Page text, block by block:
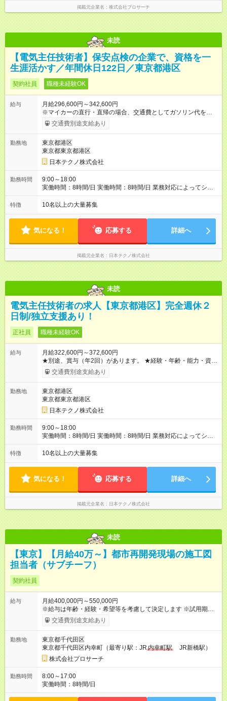
掲載元企業名 株式会社プロサーチ
未読
【電気主任技術者】保安点検の企業で、資格を一
生涯活かす／年間休日122日／東京都港区
契約社員 職種未経験OK
給与
月給296,600円～342,600円
※マイカーの直行・直帰の場合、交通費としてガソリン代を支給
します。 【試用期間】試用期間あり 試用期間の長さ：3ヶ月 雇
用形態、給与は本採用時と同じです。
交通費別途支給あり
勤務地
東京都港区
東京都東京都港区
日本テクノ株式会社
勤務時間
9:00～18:00
実働時間：8時間/日 実働時間：8時間/日 業務対応によってシフ
ト勤務もあります 勤務状況によっては土日祝日の作業出勤あ
り。 その場合、振替/代休の取得をして頂きます。
特徴 10名以上の大量募集
気になる！ 応募する 詳細へ
掲載元企業名 日本テクノ株式会社
未読
電気主任技術者の求人【東京都港区】完全週休２
日制/独立支援あり！
正社員 職種未経験OK
給与
月給322,600円～372,600円
★別途、賞与（年2回）があります。 ★経験・年齢・能力・資格
などを考慮して、加給優遇します。 ※3ヶ月間の試用期間があり
ます。期間中の雇用形態・給与・待遇に差異はありません。
給与は本採用時と同じです。
交通費別途支給あり
勤務地
東京都港区
東京都東京都港区
日本テクノ株式会社
勤務時間
9:00～18:00
実働時間：8時間/日 実働時間：8時間/日 業務対応によってシフ
ト勤務もあります
特徴 10名以上の大量募集
気になる！ 応募する 詳細へ
掲載元企業名 日本テクノ株式会社
未読
【東京】【月給40万～】都市再開発現場の施工図
担当者（サブチーフ）
契約社員
給与
月給400,000円～550,000円
※給与は年齢・経験・希望等を考慮して決定します ※試用期間は
３ヶ月で、その他の条件に変更はありません 【試用期間】試用
期間あり 試用期間の長さ：3ヶ月 雇用形態、給与は本採用時と
交通費別途支給あり
勤務地
東京都千代田区
東京都千代田区内幸町（最寄り駅：JR 内幸町駅
JR新橋駅）
株式会社プロサーチ
勤務時間
8:00～17:00
実働時間：8時間/日